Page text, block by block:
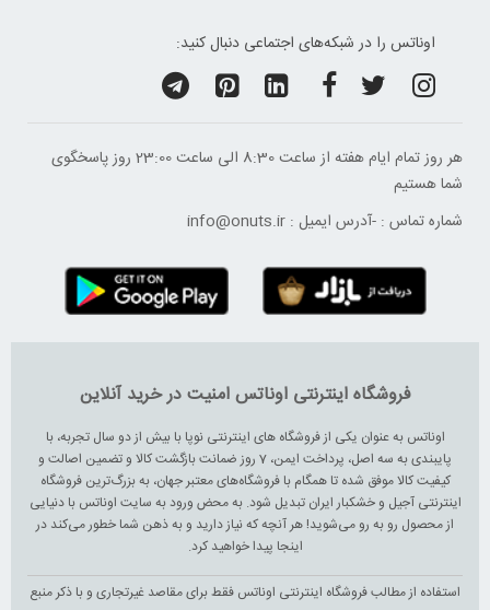
اوناتس را در شبکه‌های اجتماعی دنبال کنید:
هر روز تمام ایام هفته از ساعت 8:30 الی ساعت 23:00 ‌روز پاسخگوی
شما هستیم
شماره تماس : -آدرس ایمیل : info@onuts.ir
فروشگاه اینترنتی اوناتس امنیت در خرید آنلاین
اوناتس به عنوان یکی از فروشگاه های اینترنتی نوپا با بیش از دو سال تجربه، با
پایبندی به سه اصل، پرداخت ایمن، 7 روز ضمانت بازگشت کالا و تضمین اصالت و
کیفیت کالا موفق شده تا همگام با فروشگاه‌های معتبر جهان، به بزرگ‌ترین فروشگاه
اینترنتی آجیل و خشکبار ایران تبدیل شود. به محض ورود به سایت اوناتس با دنیایی
از محصول رو به رو می‌شوید! هر آنچه که نیاز دارید و به ذهن شما خطور می‌کند در
اینجا پیدا خواهید کرد.
استفاده از مطالب فروشگاه اینترنتی اوناتس فقط برای مقاصد غیرتجاری و با ذکر منبع